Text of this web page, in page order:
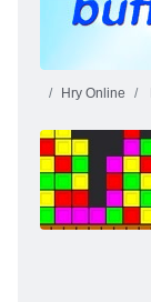
Hry Online